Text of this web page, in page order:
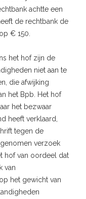
achtte een
de rechtbank de
€ 150.
het hof zijn de
niet aan te
die afwijking
het Bpb. Het hof
het bezwaar
heeft verklaard,
tegen de
verzoek
hof van oordeel dat
van
het gewicht van